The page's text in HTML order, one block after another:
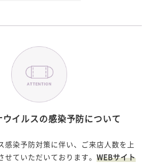
イルスの感染予防について
感染予防対策に伴い、ご来店人数を上
せていただいております。WEBサイト